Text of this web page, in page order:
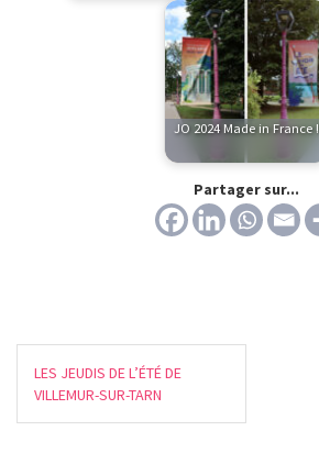
JO 2024 Made in France !
Partager sur...
LES JEUDIS DE L’ÉTÉ DE
VILLEMUR-SUR-TARN